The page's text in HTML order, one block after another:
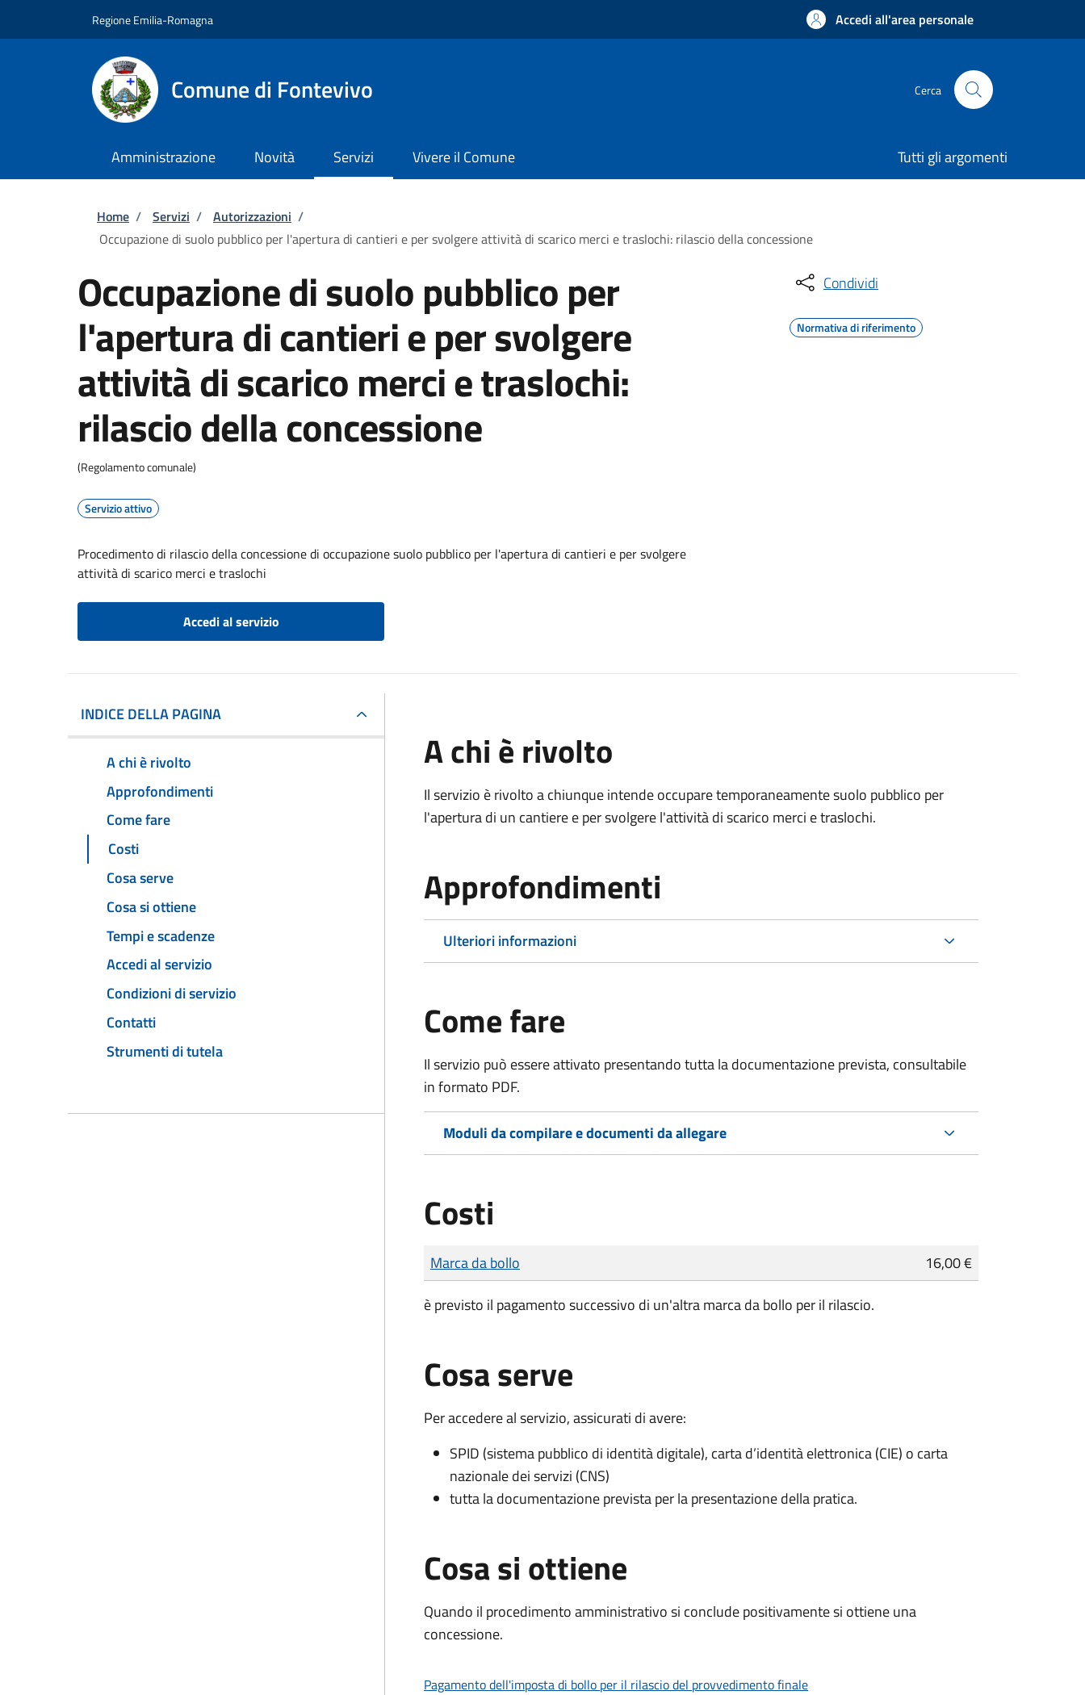
Regione Emilia-Romagna Accedi all'area personale
Comune di Fontevivo Cerca
Amministrazione Novità Servizi Vivere il Comune Tutti gli argomenti
Briciole di pane
Home / Servizi / Autorizzazioni /
Occupazione di suolo pubblico per l'apertura di cantieri e per svolgere attività di scarico merci e traslochi: rilascio della concessione
Occupazione di suolo pubblico per
l'apertura di cantieri e per svolgere
attività di scarico merci e traslochi:
rilascio della concessione
(Regolamento comunale)
Servizio attivo
Procedimento di rilascio della concessione di occupazione suolo pubblico per l'apertura di cantieri e per svolgere
attività di scarico merci e traslochi
Accedi al servizio
Condividi
Normativa di riferimento
INDICE DELLA PAGINA
A chi è rivolto
Approfondimenti
Come fare
Costi
Cosa serve
Cosa si ottiene
Tempi e scadenze
Accedi al servizio
Condizioni di servizio
Contatti
Strumenti di tutela
A chi è rivolto
Il servizio è rivolto a chiunque intende occupare temporaneamente suolo pubblico per
l'apertura di un cantiere e per svolgere l'attività di scarico merci e traslochi.
Approfondimenti
Ulteriori informazioni
Come fare
Il servizio può essere attivato presentando tutta la documentazione prevista, consultabile
in formato PDF.
Moduli da compilare e documenti da allegare
Costi
Tipo di pagamento
Importo
Marca da bollo
16,00 €
è previsto il pagamento successivo di un'altra marca da bollo per il rilascio.
Cosa serve
Per accedere al servizio, assicurati di avere:
SPID (sistema pubblico di identità digitale), carta d’identità elettronica (CIE) o carta
nazionale dei servizi (CNS)
tutta la documentazione prevista per la presentazione della pratica.
Cosa si ottiene
Quando il procedimento amministrativo si conclude positivamente si ottiene una
concessione.
Pagamento dell'imposta di bollo per il rilascio del provvedimento finale